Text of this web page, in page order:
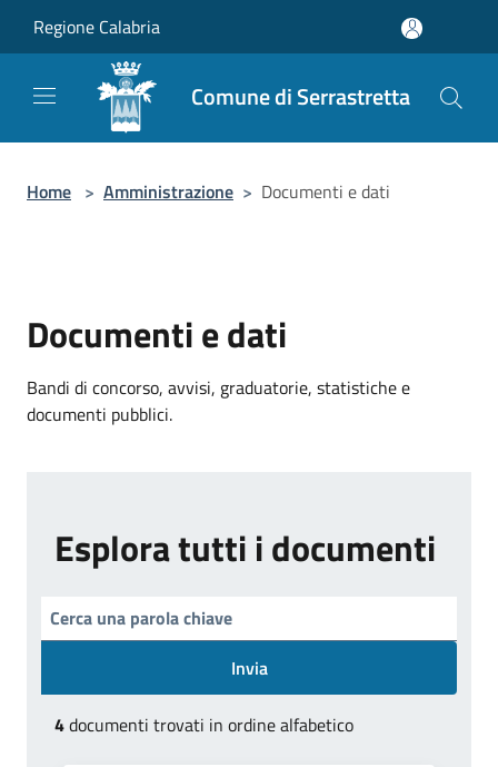
Regione Calabria
Comune di Serrastretta
Home > Amministrazione > Documenti e dati
Documenti e dati
Bandi di concorso, avvisi, graduatorie, statistiche e
documenti pubblici.
Esplora tutti i documenti
Invia
4documenti trovati in ordine alfabetico